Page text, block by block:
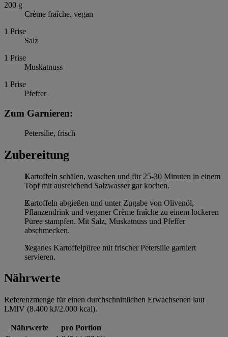
200 g
Crème fraîche, vegan
1 Prise
Salz
1 Prise
Muskatnuss
1 Prise
Pfeffer
Zum Garnieren:
Petersilie, frisch
Zubereitung
Kartoffeln schälen, waschen und für 25-30 Minuten in einem
Topf mit ausreichend Salzwasser gar kochen.
Kartoffeln abgießen und unter Zugabe von Olivenöl,
Pflanzendrink und veganer Crème fraîche zu einem lockeren
Püree stampfen. Mit Salz, Muskatnuss und Pfeffer
abschmecken.
Veganes Kartoffelpüree mit frischer Petersilie garniert
servieren.
Nährwerte
Referenzmenge für einen durchschnittlichen Erwachsenen laut
LMIV (8.400 kJ/2.000 kcal).
Nährwerte
pro Portion